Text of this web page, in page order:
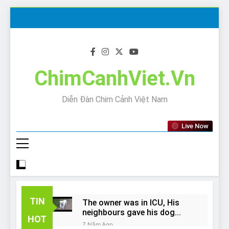
ChimCanhViet.Vn
Diễn Đàn Chim Cảnh Việt Nam
Live Now
TIN
HOT
The owner was in ICU, His
neighbours gave his dog
away!
7 Năm Ago